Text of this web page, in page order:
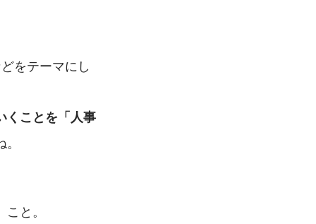
をテーマにし
くことを「人事
と。